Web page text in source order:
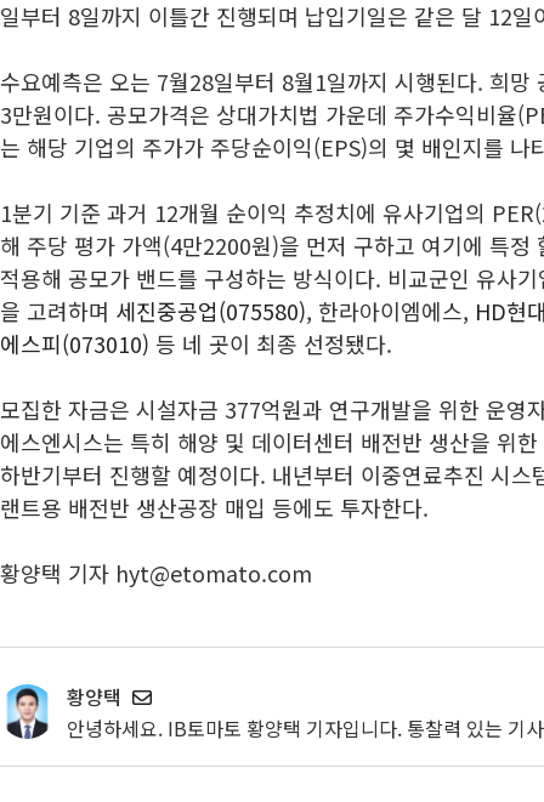
일부터 8일까지 이틀간 진행되며 납입기일은 같은 달 12일
수요예측은 오는 7월28일부터 8월1일까지 시행된다. 희망
3만원이다. 공모가격은 상대가치법 가운데 주가수익비율
는 해당 기업의 주가가 주당순이익(EPS)의 몇 배인지를 나
1분기 기준 과거 12개월 순이익 추정치에 유사기업의
해 주당 평가 가액(4만2200원)을 먼저 구하고 여기에 특
적용해 공모가 밴드를 구성하는 방식이다. 비교군인 유사
을 고려하며 세진중공업(075580), 한라아이엠에스, HD현
에스피(073010) 등 네 곳이 최종 선정됐다.
모집한 자금은 시설자금 377억원과 연구개발을 위한 운영
에스엔시스는 특히 해양 및 데이터센터 배전반 생산을 위
하반기부터 진행할 예정이다. 내년부터 이중연료추진 시
랜트용 배전반 생산공장 매입 등에도 투자한다.
황양택 기자 hyt@etomato.com
황양택
안녕하세요. IB토마토 황양택 기자입니다. 통찰력 있는 기